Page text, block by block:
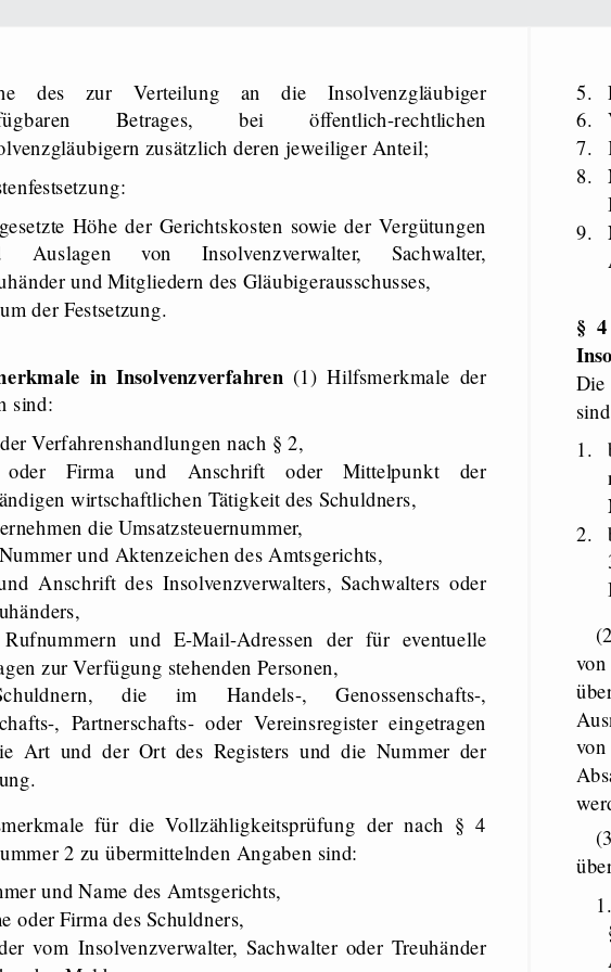
Betrages, bei öffentlich-​rechtlichen
zusätzlich deren jeweiliger Anteil;
Höhe der Gerichtskosten sowie der Vergütungen
Auslagen von Insolvenzverwalter, Sachwalter,
und Mitgliedern des Gläubigerausschusses,
der Festsetzung.
in Insolvenzverfahren (1) Hilfsmerkmale der
sind:
Verfahrenshandlungen nach § 2,
oder Firma und Anschrift oder Mittelpunkt der
wirtschaftlichen Tätigkeit des Schuldners,
die Umsatzsteuernummer,
und Aktenzeichen des Amtsgerichts,
Anschrift des Insolvenzverwalters, Sachwalters oder
und E-​Mail-Adressen der für eventuelle
zur Verfügung stehenden Personen,
die im Handels-​, Genossenschafts-​,
​, Partnerschafts-​ oder Vereinsregister eingetragen
Art und der Ort des Registers und die Nummer der
für die Vollzähligkeitsprüfung der nach § 4
2 zu übermittelnden Angaben sind:
und Name des Amtsgerichts,
oder Firma des Schuldners,
vom Insolvenzverwalter, Sachwalter oder Treuhänder
5.
6.
7.
8.
Name,
9.
Name,
§
1.
2.
1.